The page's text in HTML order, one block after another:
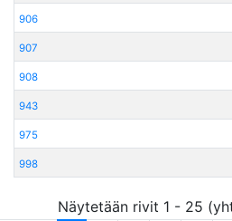
906
907
908
943
975
998
Näytetään rivit 1 - 25